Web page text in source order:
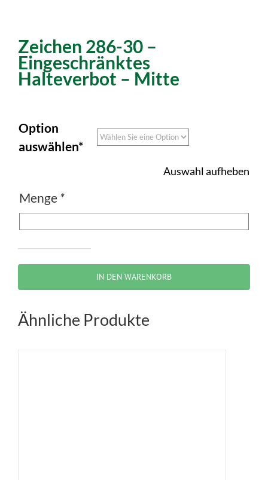
Zeichen 286-30 –
Eingeschränktes
Halteverbot – Mitte
Option
auswählen*
Auswahl aufheben
Menge *
30
Eingeschränktes
IN DEN WARENKORB
Ähnliche Produkte